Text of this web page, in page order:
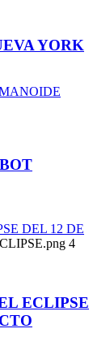
YORK
DEL 12 DE
4
ECLIPSE